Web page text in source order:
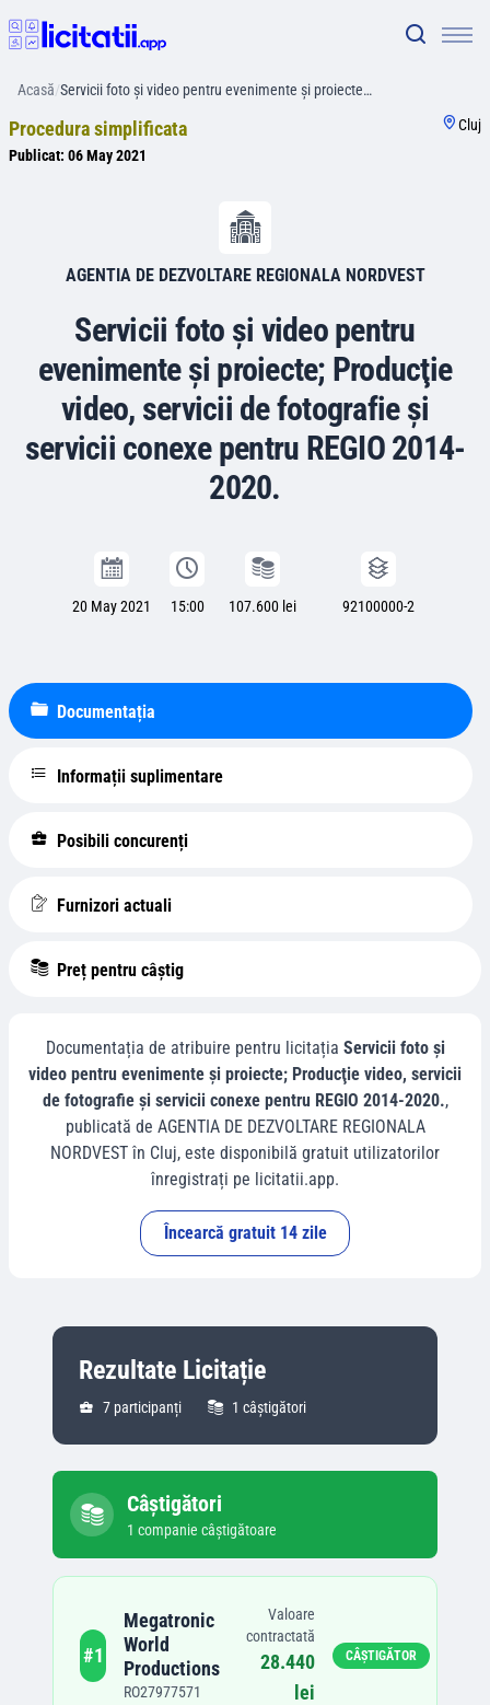
Acasă/Servicii foto şi video pentru evenimente şi proiecte…
Procedura simplificata
Publicat: 06 May 2021
Cluj
AGENTIA DE DEZVOLTARE REGIONALA NORDVEST
Servicii foto şi video pentru
evenimente şi proiecte; Producţie
video, servicii de fotografie şi
servicii conexe pentru REGIO 2014-
2020.
20 May 2021 15:00 107.600 lei 92100000-2
Documentația
Informații suplimentare
Posibili concurenți
Furnizori actuali
Preț pentru câștig
Documentația de atribuire pentru licitația Servicii foto şi
video pentru evenimente şi proiecte; Producţie video, servicii
de fotografie şi servicii conexe pentru REGIO 2014-2020.,
publicată de AGENTIA DE DEZVOLTARE REGIONALA
NORDVEST în Cluj, este disponibilă gratuit utilizatorilor
înregistrați pe licitatii.app.
Încearcă gratuit 14 zile
Rezultate Licitație
7 participanți 1 câștigători
Câștigători
1 companie câștigătoare
#1
Megatronic
World
Productions
RO27977571
Valoare
contractată
28.440
lei
CÂȘTIGĂTOR